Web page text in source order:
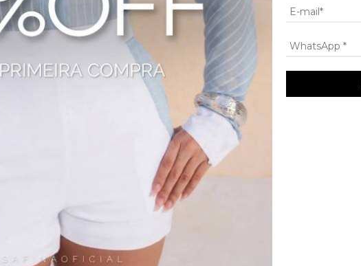
refinado, ideal para lojistas que buscam produtos elegantes e comerciais no